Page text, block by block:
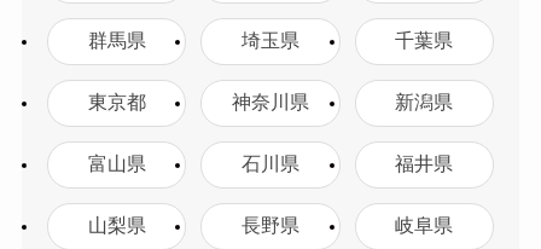
群馬県 埼玉県 千葉県
東京都 神奈川県 新潟県
富山県 石川県 福井県
山梨県 長野県 岐阜県